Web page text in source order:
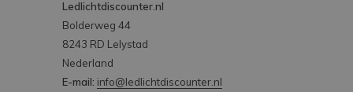
Ledlichtdiscounter.nl
Bolderweg 44
8243 RD Lelystad
Nederland
E-mail: info@ledlichtdiscounter.nl